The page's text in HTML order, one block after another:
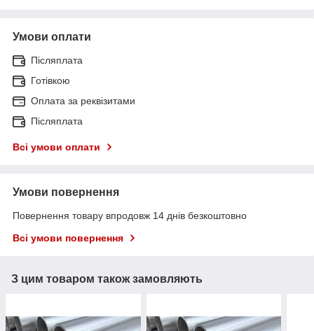
Умови оплати
Післяплата
Готівкою
Оплата за реквізитами
Післяплата
Всі умови оплати
Умови повернення
Повернення товару впродовж 14 днів безкоштовно
Всі умови повернення
З цим товаром також замовляють